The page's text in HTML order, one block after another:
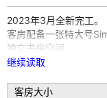
2023年3月全新完工。
客房配备一张特大号
独立书房空间。
浴室内引入“银泉”温泉
房间特色：
继续读取
客房大小